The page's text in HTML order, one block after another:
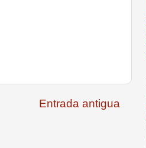
Entrada antigua